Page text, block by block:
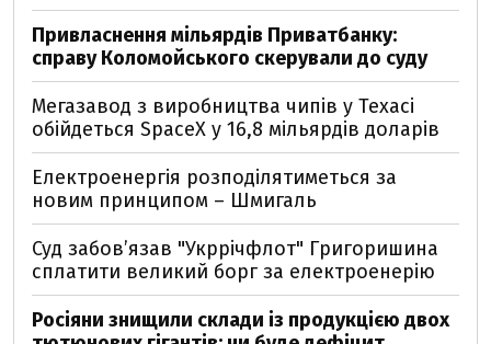
Привласнення мільярдів Приватбанку:
справу Коломойського скерували до суду
Мегазавод з виробництва чипів у Техасі
обійдеться SpaceX у 16,8 мільярдів доларів
Електроенергія розподілятиметься за
новим принципом – Шмигаль
Суд забов’язав "Укррічфлот" Григоришина
сплатити великий борг за електроенерію
Росіяни знищили склади із продукцією двох